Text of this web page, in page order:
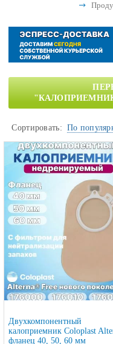
Сортировать: По
Двухкомпонентный
калоприемник Coloplast
фланец 40, 50, 60 мм